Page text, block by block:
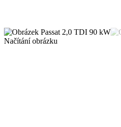
Načítání obrázku